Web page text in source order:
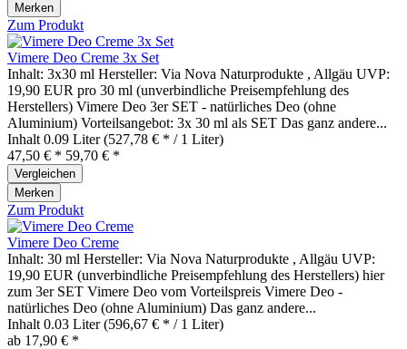
Merken
Zum Produkt
Vimere Deo Creme 3x Set
Inhalt: 3x30 ml Hersteller: Via Nova Naturprodukte , Allgäu UVP:
19,90 EUR pro 30 ml (unverbindliche Preisempfehlung des
Herstellers) Vimere Deo 3er SET - natürliches Deo (ohne
Aluminium) Vorteilsangebot: 3x 30 ml als SET Das ganz andere...
Inhalt 0.09 Liter(527,78 € * / 1 Liter)
47,50 € * 59,70 € *
Vergleichen
Merken
Zum Produkt
Vimere Deo Creme
Inhalt: 30 ml Hersteller: Via Nova Naturprodukte , Allgäu UVP:
19,90 EUR (unverbindliche Preisempfehlung des Herstellers) hier
zum 3er SET Vimere Deo vom Vorteilspreis Vimere Deo -
natürliches Deo (ohne Aluminium) Das ganz andere...
Inhalt 0.03 Liter(596,67 € * / 1 Liter)
ab 17,90 € *